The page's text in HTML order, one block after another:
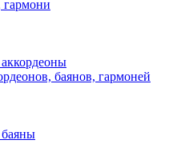
баянов, гармоней
баяны